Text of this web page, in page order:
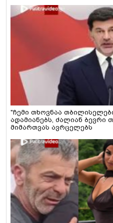
"ჩემი თხოვნაა
ადამიანებს, ძალიან ბევრი
მიმართვას ავრცელებს